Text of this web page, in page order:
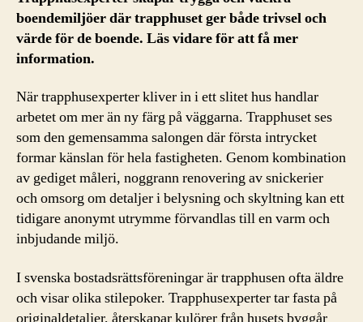
boendemiljöer där trapphuset ger både trivsel och
värde för de boende. Läs vidare för att få mer
information.
När trapphusexperter kliver in i ett slitet hus handlar
arbetet om mer än ny färg på väggarna. Trapphuset ses
som den gemensamma salongen där första intrycket
formar känslan för hela fastigheten. Genom kombination
av gediget måleri, noggrann renovering av snickerier
och omsorg om detaljer i belysning och skyltning kan ett
tidigare anonymt utrymme förvandlas till en varm och
inbjudande miljö.
I svenska bostadsrättsföreningar är trapphusen ofta äldre
och visar olika stilepoker. Trapphusexperter tar fasta på